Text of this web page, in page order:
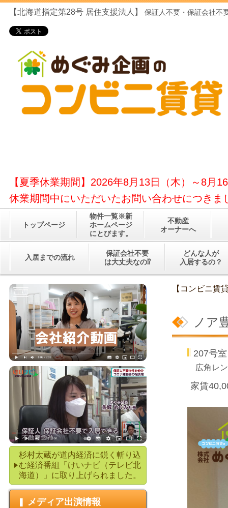
【北海道指定第28号 居住支援法人】 保証人不要・保証会社不
【夏季休業期間】2026年8月13日（木）～8月
休業期間中にいただいたお問い合わせにつき
トップページ
物件一覧※新
ホームページ
にとびます。
不動産
オーナーへ
入居までの流れ
保証会社不要
は大丈夫なの⁉
どんな人が
入居するの？
【コンビニ賃
ノア
207号
広角レ
家賃
杉村太蔵が道内経済に鋭く斬り込
む経済番組「けいナビ（テレビ北
海道）」に取り上げられました。
メディア出演情報